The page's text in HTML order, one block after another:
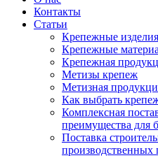
Контакты
Статьи
Крепежные изделия
Крепежные
Крепежная
Метизы крепеж
Метизная
Как выбрать
Комплексная
преимущества для
Поставка
производственных